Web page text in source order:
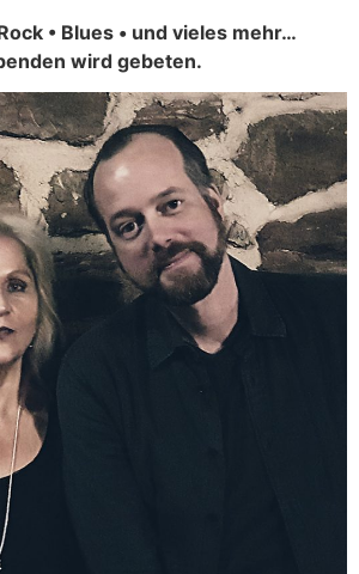
• Blues • und vieles mehr…
wird gebeten.